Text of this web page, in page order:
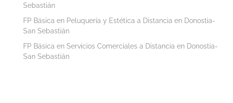
Sebastián
FP Básica en Peluquería y Estética a Distancia en Donostia-
San Sebastián
FP Básica en Servicios Comerciales a Distancia en Donostia-
San Sebastián